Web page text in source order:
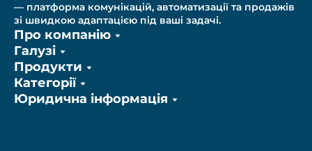
— платформа комунікацій, автоматизації та продажів
зі швидкою адаптацією під ваші задачі.
Про компанію
Галузі
Продукти
Категорії
Юридична інформація